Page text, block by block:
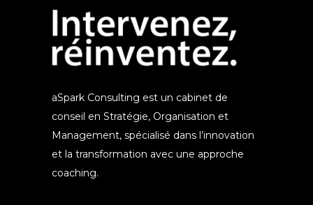
aSpark Consulting est un cabinet de
conseil en Stratégie, Organisation et
Management, spécialisé dans l’innovation
et la transformation avec une approche
coaching.